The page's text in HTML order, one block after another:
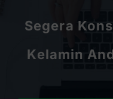
Segera
Kelamin